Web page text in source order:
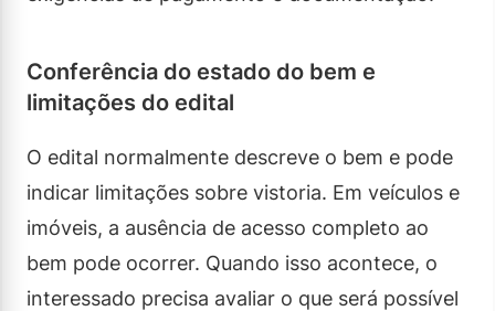
Conferência do estado do bem e
limitações do edital
O edital normalmente descreve o bem e pode
indicar limitações sobre vistoria. Em veículos e
imóveis, a ausência de acesso completo ao
bem pode ocorrer. Quando isso acontece, o
interessado precisa avaliar o que será possível